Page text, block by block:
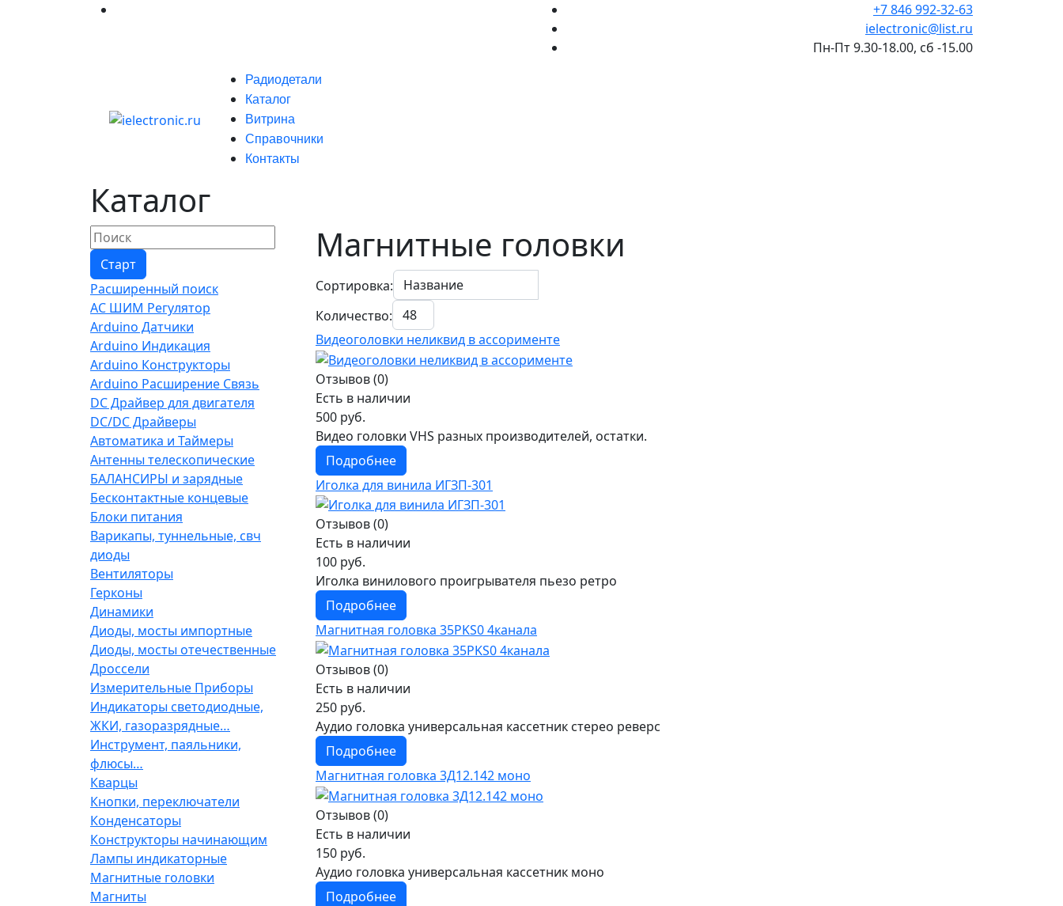
+7 846 992-32-63
ielectronic@list.ru
Пн-Пт 9.30-18.00, сб -15.00
Радиодетали
Каталог
Витрина
Справочники
Контакты
Каталог
Расширенный поиск
AC ШИМ Регулятор
Arduino Датчики
Arduino Индикация
Arduino Конструкторы
Arduino Расширение Связь
DC Драйвер для двигателя
DC/DC Драйверы
Автоматика и Таймеры
Антенны телескопические
БАЛАНСИРЫ и зарядные
Бесконтактные концевые
Блоки питания
Варикапы, туннельные, свч
диоды
Вентиляторы
Герконы
Динамики
Диоды, мосты импортные
Диоды, мосты отечественные
Дроссели
Измерительные Приборы
Индикаторы светодиодные,
ЖКИ, газоразрядные…
Инструмент, паяльники,
флюсы…
Кварцы
Кнопки, переключатели
Конденсаторы
Конструкторы начинающим
Лампы индикаторные
Магнитные головки
Магниты
Магнитные головки
Сортировка:
Количество:
Видеоголовки неликвид в ассорименте
Отзывов (0)
Есть в наличии
500 руб.
Видео головки VHS разных производителей, остатки.
Подробнее
Иголка для винила ИГЗП-301
Отзывов (0)
Есть в наличии
100 руб.
Иголка винилового проигрывателя пьезо ретро
Подробнее
Магнитная головка 35PKS0 4канала
Отзывов (0)
Есть в наличии
250 руб.
Аудио головка универсальная кассетник стерео реверс
Подробнее
Магнитная головка 3Д12.142 моно
Отзывов (0)
Есть в наличии
150 руб.
Аудио головка универсальная кассетник моно
Подробнее